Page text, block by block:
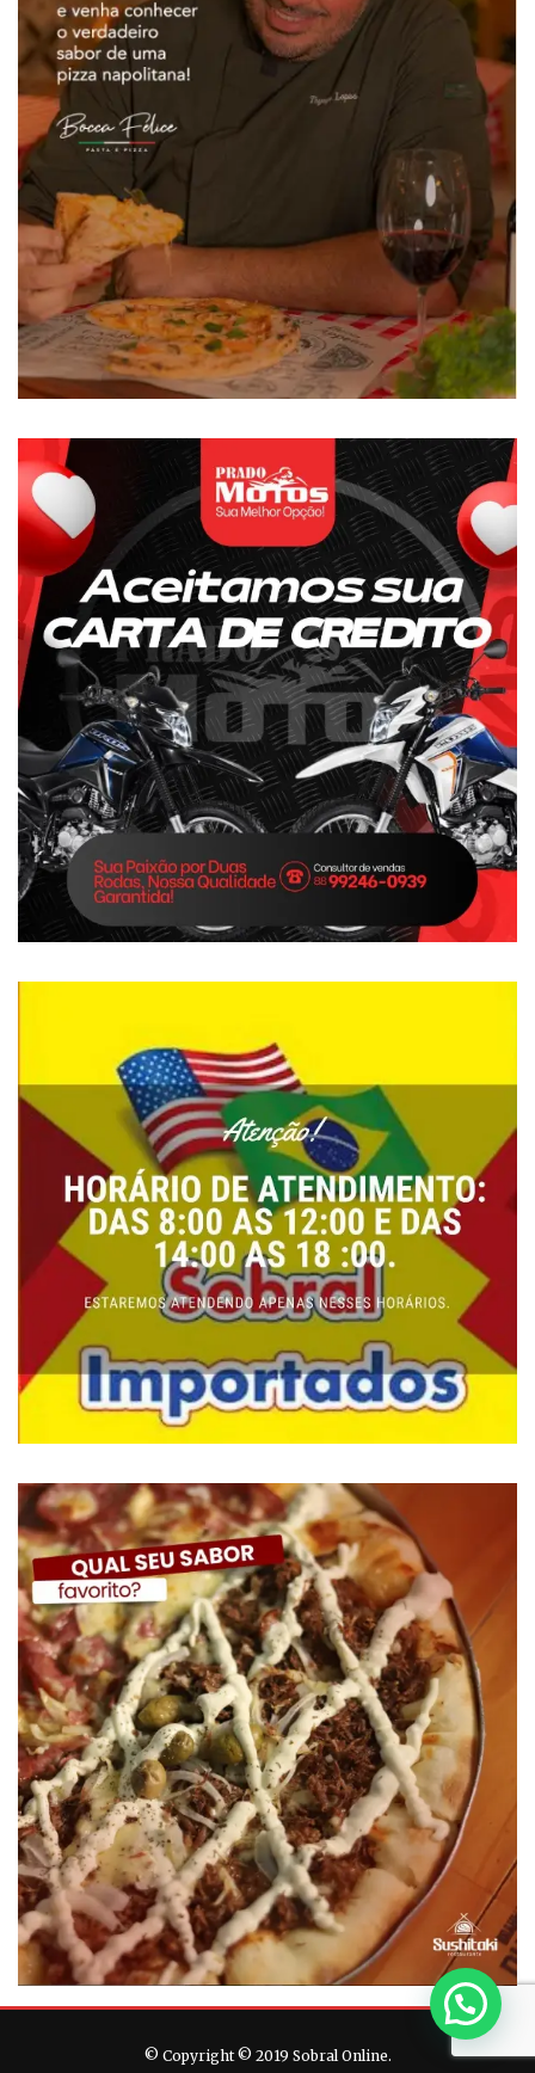
© Copyright © 2019 Sobral Online.